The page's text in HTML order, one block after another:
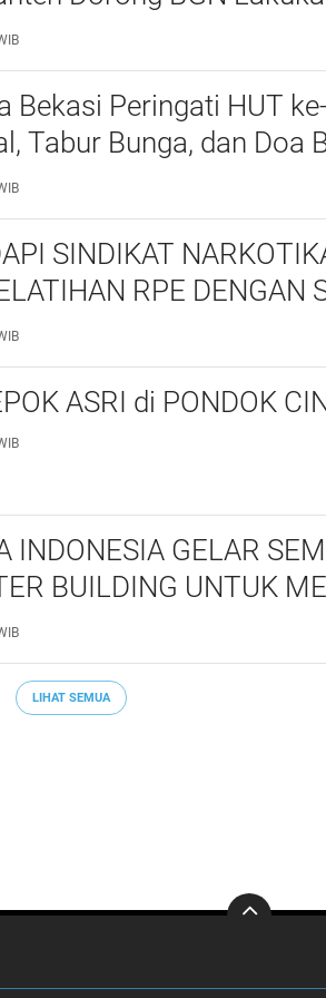
Bekasi Peringati HUT
Tabur Bunga, dan Doa
Anggota
SINDIKAT
RPE DENGAN
ASRI di PONDOK
INDONESIA GELAR
BUILDING UNTUK
NASRANI
LIHAT SEMUA